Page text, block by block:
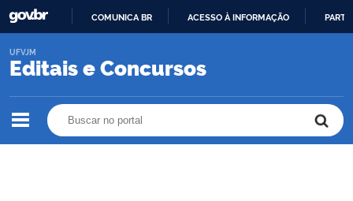
O
COMUNICA BR ACESSO À INFORMAÇÃO
Editais e Concursos
UFVJM